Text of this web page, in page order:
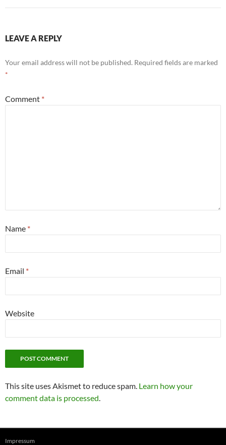
LEAVE A REPLY
Your email address will not be published. Required fields are marked
*
Comment *
Name *
Email *
Website
This site uses Akismet to reduce spam. Learn how your
comment data is processed.
Impressum